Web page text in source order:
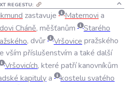
REGESTU:
zastavuje Maternovi a
Cháně, měšťanům
Starého
, dvůr Vršovice pražského
vším příslušenstvím a také další
Vršovicích, které patříkanovníkům
kapitulya kostelu svatého